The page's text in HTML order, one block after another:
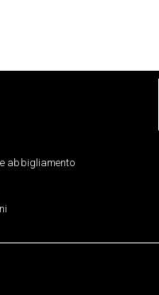
abbigliamento